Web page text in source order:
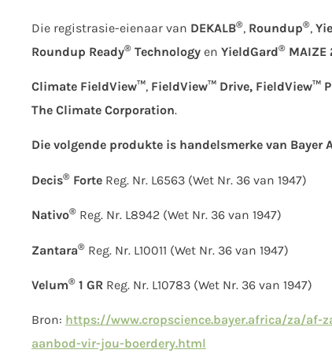
Die registrasie-eienaar van DEKALB®, Roundup®,
Roundup Ready® Technology en YieldGard® MAIZE
Climate FieldView™, FieldView™ Drive, FieldView™
The Climate Corporation.
Die volgende produkte is handelsmerke van Bayer
Decis® Forte Reg. Nr. L6563 (Wet Nr. 36 van 1947)
Nativo® Reg. Nr. L8942 (Wet Nr. 36 van 1947)
Zantara® Reg. Nr. L10011 (Wet Nr. 36 van 1947)
Velum® 1 GR Reg. Nr. L10783 (Wet Nr. 36 van 1947)
Bron: https://www.cropscience.bayer.africa/za/af-
aanbod-vir-jou-boerdery.html